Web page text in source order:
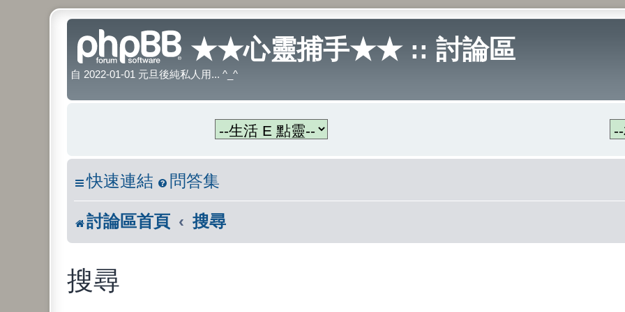
★★心靈捕手★★ :: 討論區
自 2022-01-01 元旦後純私人用... ^_^
快速連結 問答集
討論區首頁 搜尋
搜尋